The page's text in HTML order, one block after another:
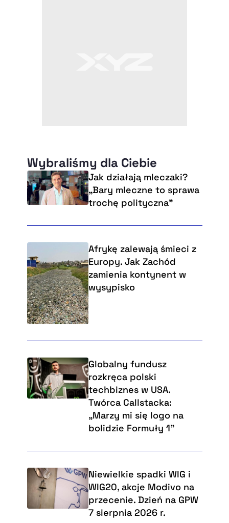
Wybraliśmy dla Ciebie
Jak działają mleczaki?
„Bary mleczne to sprawa
trochę polityczna”
Afrykę zalewają śmieci z
Europy. Jak Zachód
zamienia kontynent w
wysypisko
Globalny fundusz
rozkręca polski
techbiznes w USA.
Twórca Callstacka:
„Marzy mi się logo na
bolidzie Formuły 1”
Niewielkie spadki WIG i
WIG20, akcje Modivo na
przecenie. Dzień na GPW
7 sierpnia 2026 r.